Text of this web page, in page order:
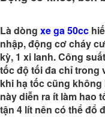
Là dòng xe ga 50cc
nhập, động cơ cháy
kỳ, 1 xi lanh. Công
tốc độ tối đa chỉ trong
khi hạ tốc cũng
này diễn ra ít làm hao
tận 4 lít nên có thể đổ